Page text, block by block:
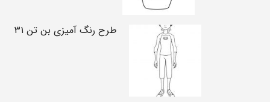
طرح رنگ آمیزی بن تن ۳۱